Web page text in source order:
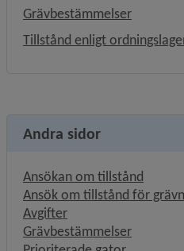
Grävbestämmelser
Tillstånd enligt
Andra sidor
Ansökan om tillstånd
Ansök om tillstånd för
Avgifter
Grävbestämmelser